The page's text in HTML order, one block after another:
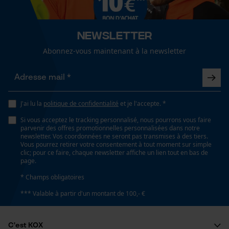
couleur unie
Type de poche
sans poches
Confort
confortable
non résistant à l'eau
Newsletter
Abonnez-vous maintenant à la newsletter
J'ai lu la politique de confidentialité et je l'accepte. *
Si vous acceptez le tracking personnalisé, nous pourrons vous faire
parvenir des offres promotionnelles personnalisées dans notre
newsletter. Vos coordonnées ne seront pas transmises à des tiers.
Vous pourrez retirer votre consentement à tout moment sur simple
clic; pour ce faire, chaque newsletter affiche un lien tout en bas de
page.
* Champs obligatoires
*** Valable à partir d'un montant de 100,- €
C'est KOX
Cookies de performance et de
fonctionnalité
Panier sauvegardé
Salutation personnelle
Géo-IP et détection des
utilisateurs
Vidéos YouTube
Google Maps
Prise de contact par chat